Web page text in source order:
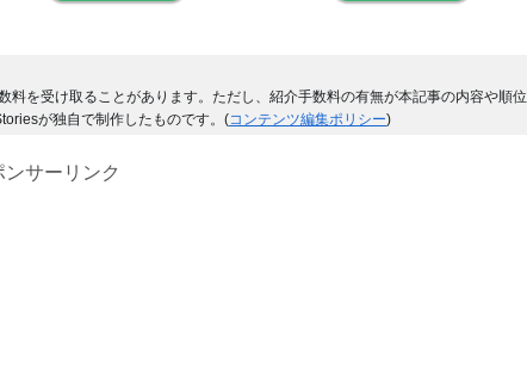
を受け取ることがあります。ただし、紹介手数料の有無が本記事の内容や順位
が独自で制作したものです。(コンテンツ編集ポリシー)
ンサーリンク